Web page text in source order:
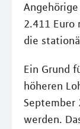
2.411 Euro
die
Ein Grund
höheren
September
werden.